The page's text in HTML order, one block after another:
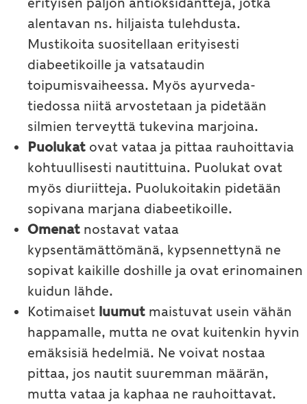
alentavan ns. hiljaista tulehdusta.
Mustikoita suositellaan erityisesti
diabeetikoille ja vatsataudin
toipumisvaiheessa. Myös ayurveda-
tiedossa niitä arvostetaan ja pidetään
silmien terveyttä tukevina marjoina.
Puolukat ovat vataa ja pittaa rauhoittavia
kohtuullisesti nautittuina. Puolukat ovat
myös diuriitteja. Puolukoitakin pidetään
sopivana marjana diabeetikoille.
Omenat nostavat vataa
kypsentämättömänä, kypsennettynä ne
sopivat kaikille doshille ja ovat erinomainen
kuidun lähde.
Kotimaiset luumut maistuvat usein vähän
happamalle, mutta ne ovat kuitenkin hyvin
emäksisiä hedelmiä. Ne voivat nostaa
pittaa, jos nautit suuremman määrän,
mutta vataa ja kaphaa ne rauhoittavat.